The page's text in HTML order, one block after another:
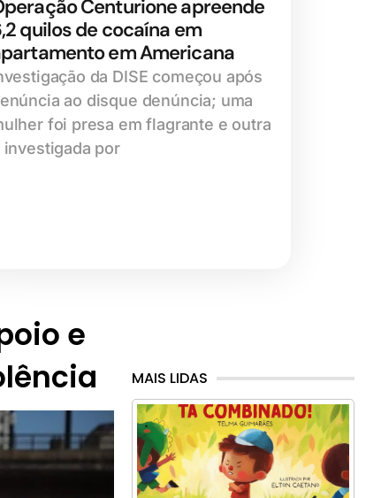
Centurione apreende
quilos de cocaína em
em Americana
da DISE começou após
ao disque denúncia; uma
foi presa em flagrante e outra
investigada por
e
MAIS LIDAS